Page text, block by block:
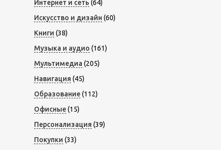
Интернет и сеть (64)
Искусство и дизайн (60)
Книги (38)
Музыка и аудио (161)
Мультимедиа (205)
Навигация (45)
Образование(112)
Офисные(15)
Персонализация (39)
Покупки (33)